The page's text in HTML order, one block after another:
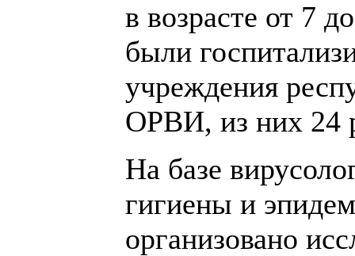
в возрасте от 7
были
учреждения
ОРВИ, из них 24
На базе
гигиены и
организовано